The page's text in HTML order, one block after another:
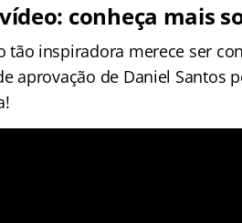
conheça mais
tão inspiradora merece ser
aprovação de Daniel Santos